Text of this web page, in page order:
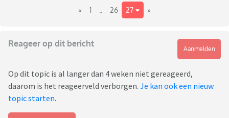
« 1 26 27 »
Reageer op dit bericht
Aanmelden
Op dit topic is al langer dan 4 weken niet gereageerd,
daarom is het reageerveld verborgen. Je kan ook een nieuw
topic starten.